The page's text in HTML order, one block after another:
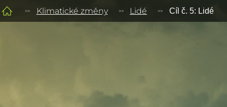
Klimatické změny Lidé Cíl č. 5: Lidé